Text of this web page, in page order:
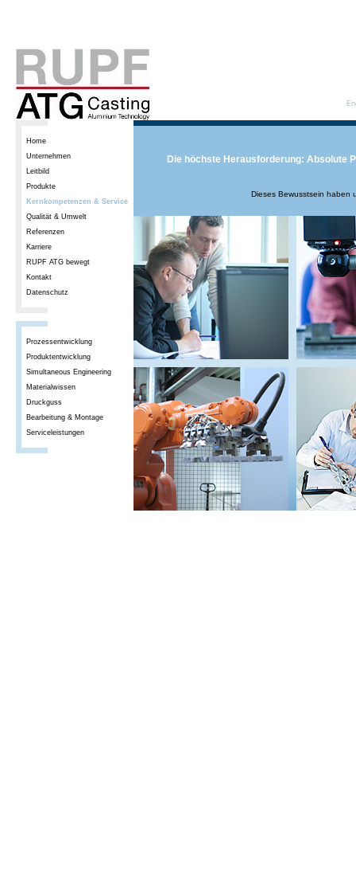
Home
Unternehmen
Leitbild
Produkte
Kernkompetenzen & Service
Qualität & Umwelt
Referenzen
Karriere
RUPF ATG bewegt
Kontakt
Datenschutz
Prozessentwicklung
Produktentwicklung
Simultaneous Engineering
Materialwissen
Druckguss
Bearbeitung & Montage
Serviceleistungen
Die höchste Herausforderung: Absolute
Dieses Bewusstsein haben